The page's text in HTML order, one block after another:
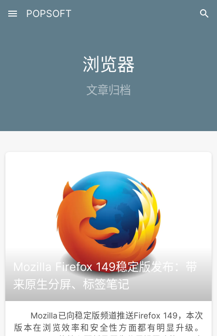
menu POPSOFT 
浏览器
文章归档
Mozilla Firefox 149稳定版发布：带
来原生分屏、标签笔记
Mozilla已向稳定版频道推送Firefox 149，本次
版本在浏览效率和安全性方面都有明显升级。